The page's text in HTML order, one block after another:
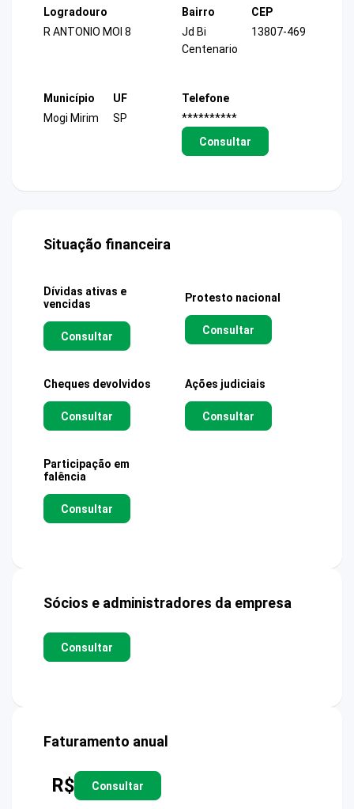
Logradouro
R ANTONIO MOI 8
Bairro
Jd Bi
Centenario
CEP
13807-469
Município
Mogi Mirim
UF
SP
Telefone
**********
Consultar
Situação financeira
Dívidas ativas e
vencidas
Consultar
Protesto nacional
Consultar
Cheques devolvidos
Consultar
Ações judiciais
Consultar
Participação em
falência
Consultar
Sócios e administradores da empresa
Consultar
Faturamento anual
R$ Consultar